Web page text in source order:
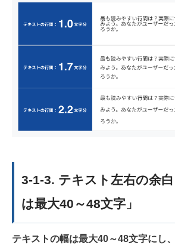
3-1-3. テキスト左右の余
は最大40～48文字」
テキストの幅は最大40～48文字にし